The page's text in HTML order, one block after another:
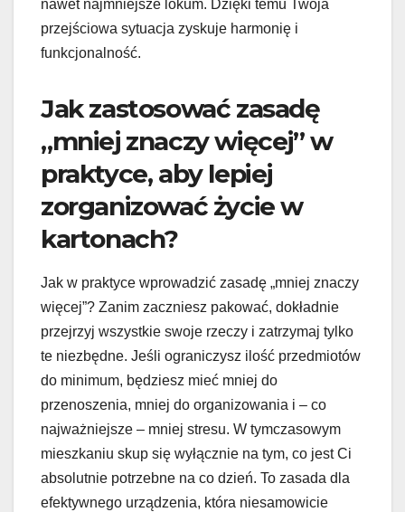
nawet najmniejsze lokum. Dzięki temu Twoja
przejściowa sytuacja zyskuje harmonię i
funkcjonalność.
Jak zastosować zasadę
„mniej znaczy więcej” w
praktyce, aby lepiej
zorganizować życie w
kartonach?
Jak w praktyce wprowadzić zasadę „mniej znaczy
więcej”? Zanim zaczniesz pakować, dokładnie
przejrzyj wszystkie swoje rzeczy i zatrzymaj tylko
te niezbędne. Jeśli ograniczysz ilość przedmiotów
do minimum, będziesz mieć mniej do
przenoszenia, mniej do organizowania i – co
najważniejsze – mniej stresu. W tymczasowym
mieszkaniu skup się wyłącznie na tym, co jest Ci
absolutnie potrzebne na co dzień. To zasada dla
efektywnego urządzenia, która niesamowicie